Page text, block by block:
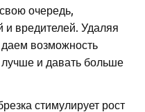
очередь,
и вредителей. Удаляя
возможность
и давать больше
стимулирует рост